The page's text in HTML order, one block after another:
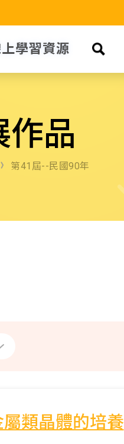
學習資源
作品
第41屆--民國90年
類晶體的培養